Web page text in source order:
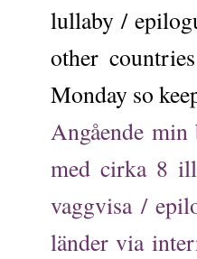
lullaby /
other
Monday so
Angående
med cirka 8
vaggvisa /
länder via